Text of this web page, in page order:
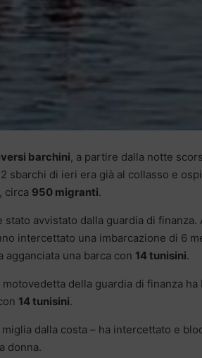
barchini, a partire dalla notte
sbarchi di ieri era già al collasso e
circa 950 migranti.
avvistato dalla guardia di finanza.
intercettato una imbarcazione di 6
agganciata una barca con 14 tunisini.
della guardia di finanza ha
14 tunisini.
dalla costa – ha intercettato e
donna.